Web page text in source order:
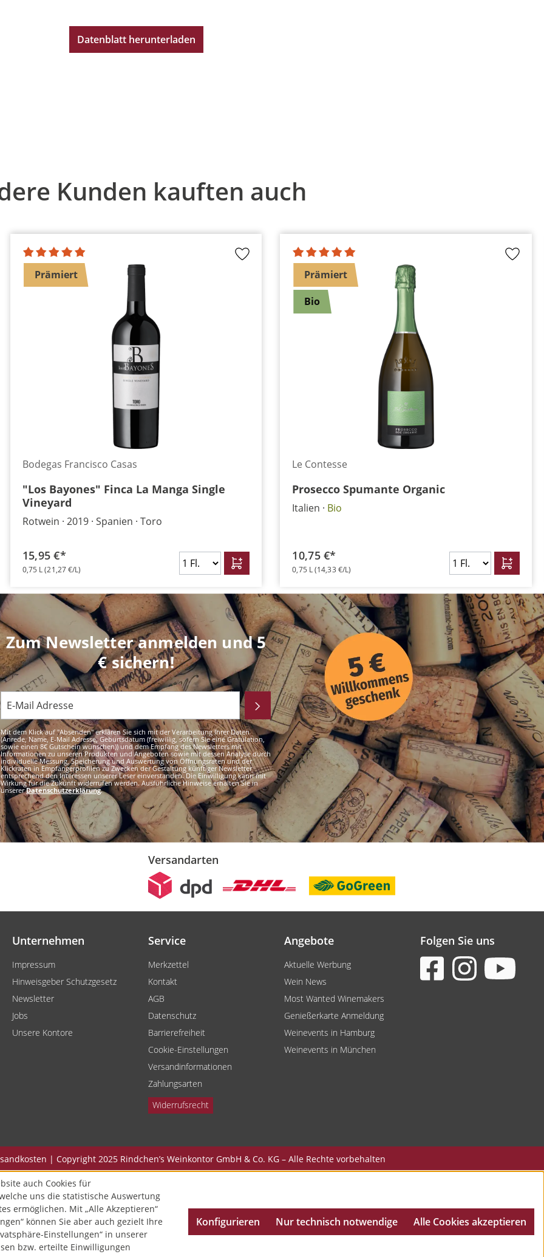
Datenblatt herunterladen
Kunden kauften auch
Prämiert
Bodegas Francisco Casas
"Los Bayones" Finca La Manga Single
Vineyard
Rotwein 2019 Spanien Toro
15,95 €*
0,75 L(21,27 €/L)
Prämiert
Bio
Le Contesse
Prosecco Spumante Organic
Italien Bio
10,75 €*
0,75 L(14,33 €/L)
Zum Newsletter anmelden und 5
€ sichern!
Mit dem Klick auf "Absenden" erklären Sie sich mit der Verarbeitung Ihrer Daten
(Anrede, Name, E-Mail Adresse, Geburtsdatum (freiwillig, sofern Sie eine Gratulation,
sowie einen 8€ Gutschein wünschen)) und dem Empfang des Newsletters mit
Informationen zu unseren Produkten und Angeboten sowie mit dessen Analyse durch
individuelle Messung, Speicherung und Auswertung von Öffnungsraten und der
Klickraten in Empfängerprofilen zu Zwecken der Gestaltung künftiger Newsletter
entsprechend den Interessen unserer Leser einverstanden. Die Einwilligung kann mit
Wirkung für die Zukunft widerrufen werden. Ausführliche Hinweise erhalten Sie in
unsererDatenschutzerklärung.
Versandarten
Unternehmen
Impressum
Hinweisgeber Schutzgesetz
Newsletter
Jobs
Unsere Kontore
Service
Merkzettel
Kontakt
AGB
Datenschutz
Barrierefreiheit
Cookie-Einstellungen
Versandinformationen
Zahlungsarten
Widerrufsrecht
Angebote
Aktuelle Werbung
Wein News
Most Wanted Winemakers
Genießerkarte Anmeldung
Weinevents in Hamburg
Weinevents in München
Folgen Sie uns
| Copyright 2025 Rindchen’s Weinkontor GmbH & Co. KG – Alle Rechte vorbehalten
auch Cookies für
uns die statistische Auswertung
ermöglichen. Mit „Alle Akzeptieren“
können Sie aber auch gezielt Ihre
Einstellungen“ in unserer
bzw. erteilte Einwilligungen
Nur technisch notwendige
Konfigurieren Alle Cookies akzeptieren